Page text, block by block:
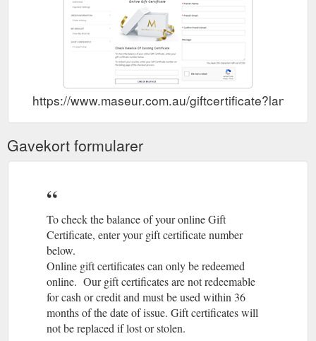
https://www.maseur.com.au/
Gavekort formularer
To check the balance of your online Gift
Certificate, enter your gift certificate number
below.
Online gift certificates can only be redeemed
online. Our gift certificates are not redeemable
for cash or credit and must be used within 36
months of the date of issue. Gift certificates will
not be replaced if lost or stolen.